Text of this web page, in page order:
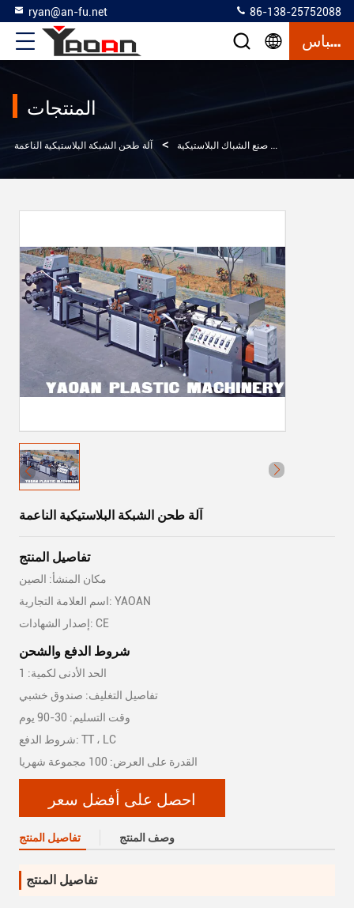
ryan@an-fu.net 86-138-25752088
إقتباس
المنتجات
آلة صنع الشباك البلاستيكية > آلة طحن الشبكة البلاستيكية الناعمة
آلة طحن الشبكة البلاستيكية الناعمة
تفاصيل المنتج
مكان المنشأ: الصين
اسم العلامة التجارية: YAOAN
إصدار الشهادات: CE
شروط الدفع والشحن
الحد الأدنى لكمية: 1
تفاصيل التغليف: صندوق خشبي
وقت التسليم: 30-90 يوم
شروط الدفع: TT ، LC
القدرة على العرض: 100 مجموعة شهريا
احصل على أفضل سعر
تفاصيل المنتج وصف المنتج
تفاصيل المنتج